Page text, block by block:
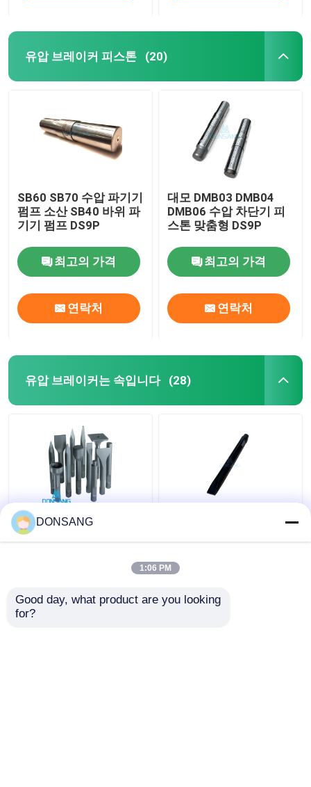
유압 브레이커 피스톤 (20)
SB60 SB70 수압 파기기
펌프 소산 SB40 바위 파
기기 펌프 DS9P
최고의 가격
연락처
대모 DMB03 DMB04
DMB06 수압 차단기 피
스톤 맞춤형 DS9P
최고의 가격
연락처
유압 브레이커는 속입니다 (28)
덤프 42Crmo 수압 바위
뚫기 찌개 135mm 디아
40Cr 42Cr 180mm 수압
DONSANG
1:06 PM
Good day, what product are you looking
for?